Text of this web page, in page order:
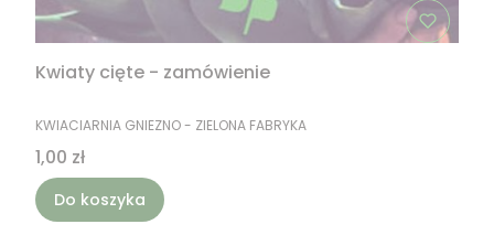
Kwiaty cięte - zamówienie
PRODUCENT
KWIACIARNIA GNIEZNO - ZIELONA FABRYKA
Cena
1,00 zł
Do koszyka